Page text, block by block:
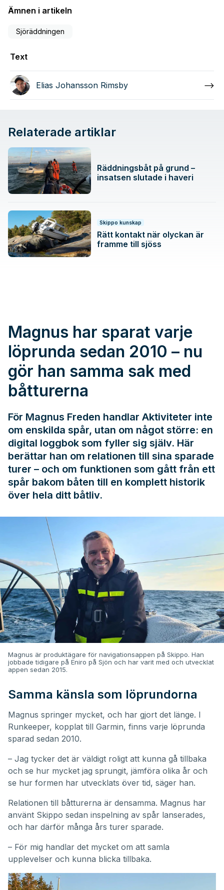
Ämnen i artikeln
Sjöräddningen
Text
Elias Johansson Rimsby
Relaterade artiklar
Räddningsbåt på grund –
insatsen slutade i haveri
Skippo kunskap
Rätt kontakt när olyckan är
framme till sjöss
Magnus har sparat varje
löprunda sedan 2010 – nu
gör han samma sak med
båtturerna
För Magnus Freden handlar Aktiviteter inte
om enskilda spår, utan om något större: en
digital loggbok som fyller sig själv. Här
berättar han om relationen till sina sparade
turer – och om funktionen som gått från ett
spår bakom båten till en komplett historik
över hela ditt båtliv.
Magnus är produktägare för navigationsappen på Skippo. Han
jobbade tidigare på Eniro på Sjön och har varit med och utvecklat
appen sedan 2015.
Samma känsla som löprundorna
Magnus springer mycket, och har gjort det länge. I
Runkeeper, kopplat till Garmin, finns varje löprunda
sparad sedan 2010.
– Jag tycker det är väldigt roligt att kunna gå tillbaka
och se hur mycket jag sprungit, jämföra olika år och
se hur formen har utvecklats över tid, säger han.
Relationen till båtturerna är densamma. Magnus har
använt Skippo sedan inspelning av spår lanserades,
och har därför många års turer sparade.
– För mig handlar det mycket om att samla
upplevelser och kunna blicka tillbaka.